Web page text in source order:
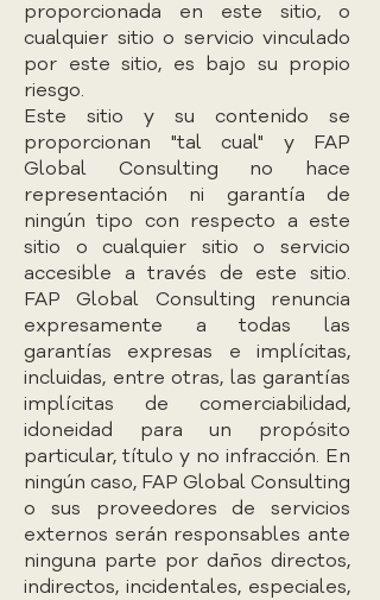
proporcionada en este sitio, o
cualquier sitio o servicio vinculado
por este sitio, es bajo su propio
riesgo.
Este sitio y su contenido se
proporcionan "tal cual" y FAP
Global Consulting no hace
representación ni garantía de
ningún tipo con respecto a este
sitio o cualquier sitio o servicio
accesible a través de este sitio.
FAP Global Consulting renuncia
expresamente a todas las
garantías expresas e implícitas,
incluidas, entre otras, las garantías
implícitas de comerciabilidad,
idoneidad para un propósito
particular, título y no infracción. En
ningún caso, FAP Global Consulting
o sus proveedores de servicios
externos serán responsables ante
ninguna parte por daños directos,
indirectos, incidentales, especiales,